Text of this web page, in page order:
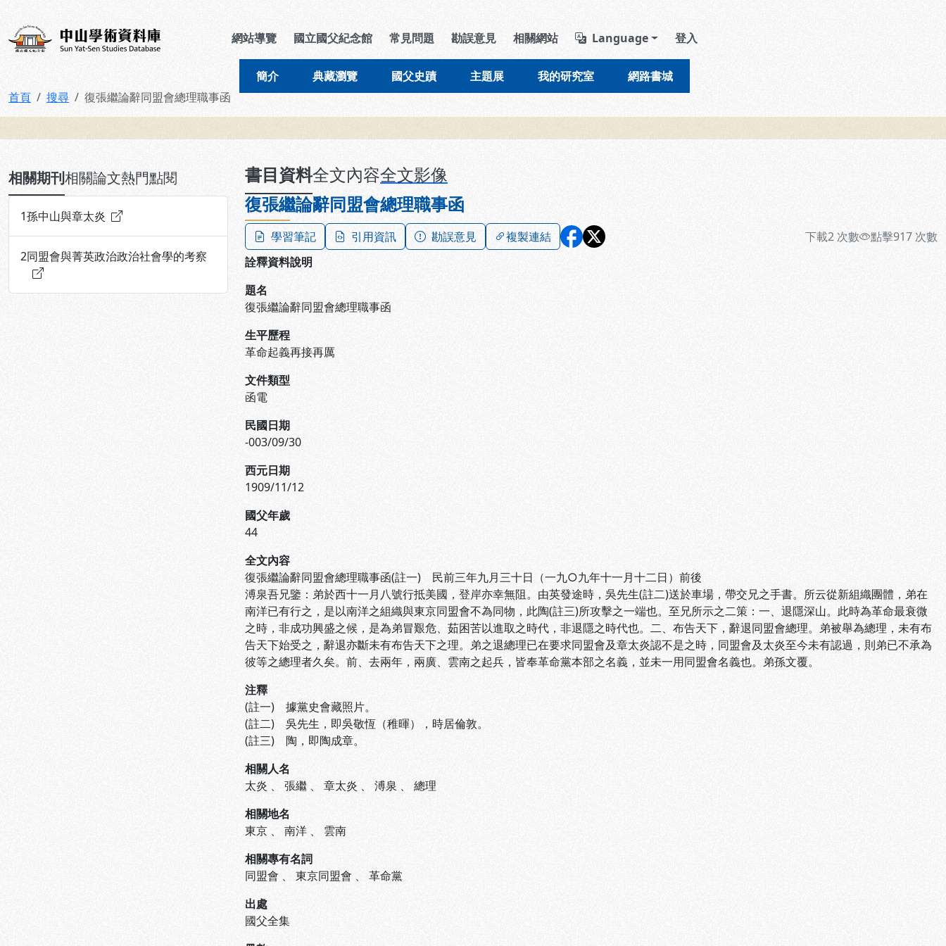
中山學術資料庫 導覽列區塊
網站導覽 國立國父紀念館 常見問題 勘誤意見 相關網站 Language 登入
簡介 典藏瀏覽 國父史蹟 主題展 我的研究室 網路書城
首頁 搜尋 復張繼論辭同盟會總理職事函
相關期刊相關論文熱門點閱
1孫中山與章太炎
2同盟會與菁英政治政治社會學的考察
書目資料全文內容全文影像
復張繼論辭同盟會總理職事函
學習筆記 引用資訊 勘誤意見 複製連結 下載2 次數 點擊917 次數
詮釋資料說明
題名
復張繼論辭同盟會總理職事函
生平歷程
革命起義再接再厲
文件類型
函電
民國日期
-003/09/30
西元日期
1909/11/12
國父年歲
44
全文內容
復張繼論辭同盟會總理職事函(註一) 民前三年九月三十日（一九○九年十一月十二日）前後
溥泉吾兄鑒：弟於西十一月八號行抵美國，登岸亦幸無阻。由英發途時，吳先生(註二)送於車場，帶交兄之手書。所云從新組織團體，弟在
南洋已有行之，是以南洋之組織與東京同盟會不為同物，此陶(註三)所攻擊之一端也。至兄所示之二策：一、退隱深山。此時為革命最衰微
之時，非成功興盛之候，是為弟冒艱危、茹困苦以進取之時代，非退隱之時代也。二、布告天下，辭退同盟會總理。弟被舉為總理，未有布
告天下始受之，辭退亦斷未有布告天下之理。弟之退總理已在要求同盟會及章太炎認不是之時，同盟會及太炎至今未有認過，則弟已不承為
彼等之總理者久矣。前、去兩年，兩廣、雲南之起兵，皆奉革命黨本部之名義，並未一用同盟會名義也。弟孫文覆。
注釋
(註一) 據黨史會藏照片。
(註二) 吳先生，即吳敬恆（稚暉），時居倫敦。
(註三) 陶，即陶成章。
相關人名
太炎 、 張繼 、 章太炎 、 溥泉 、 總理
相關地名
東京 、 南洋 、 雲南
相關專有名詞
同盟會 、 東京同盟會 、 革命黨
出處
國父全集